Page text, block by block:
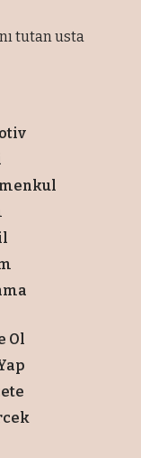
tutan usta
Ol